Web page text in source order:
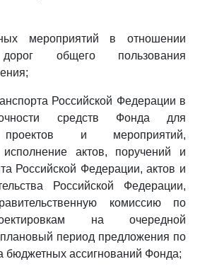
мероприятий в отношении
общего пользования
Российской Федерации в
средств Фонда для
проектов и мероприятий,
актов, поручений и
Российской Федерации, актов и
Российской Федерации,
комиссию по
на очередной
период предложения по
бюджетных ассигнований Фонда;